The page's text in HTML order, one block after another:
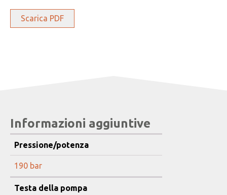
Scarica PDF
Informazioni aggiuntive
Pressione/potenza
190 bar
Testa della pompa